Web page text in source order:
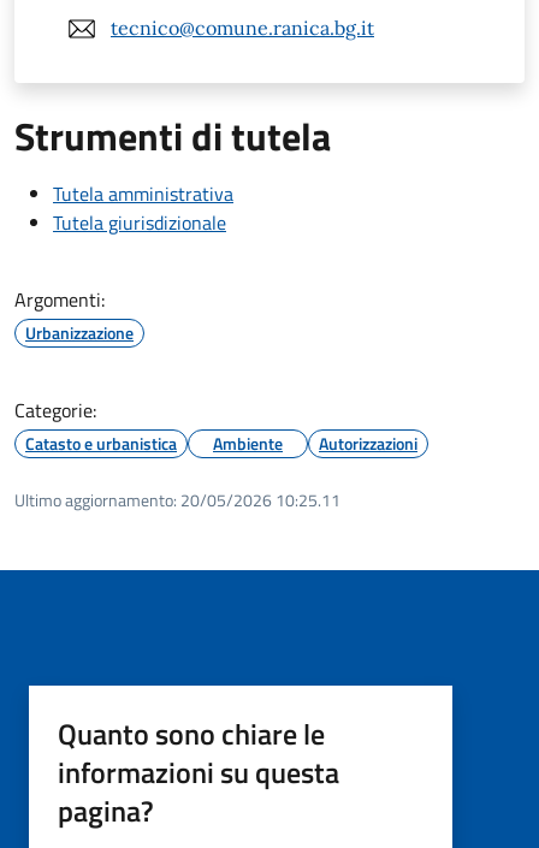
tecnico@comune.ranica.bg.it
Strumenti di tutela
Tutela amministrativa
Tutela giurisdizionale
Argomenti:
Urbanizzazione
Categorie:
Catasto e urbanistica Ambiente Autorizzazioni
Ultimo aggiornamento: 20/05/2026 10:25.11
Quanto sono chiare le
informazioni su questa
pagina?